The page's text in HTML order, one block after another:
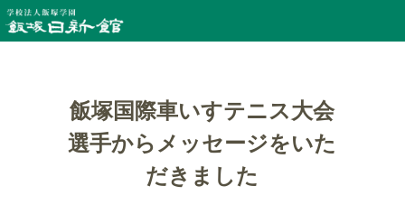
飯塚国際車いすテニス大会
選手からメッセージをいた
だきました